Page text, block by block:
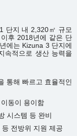
단지 내 2,320㎡ 규모
후 2018년에 같은 단
에는 Kizuna 3 단지에
속적으로 생산 능력을
통해 빠르고 효율적인
동이 용이함
시스템 등 완비
전방위 지원 제공